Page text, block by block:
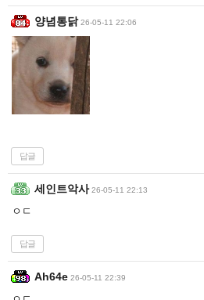
양념통닭 26-05-11 22:06
답글
세인트악사 26-05-11 22:13
ㅇㄷ
답글
Ah64e 26-05-11 22:39